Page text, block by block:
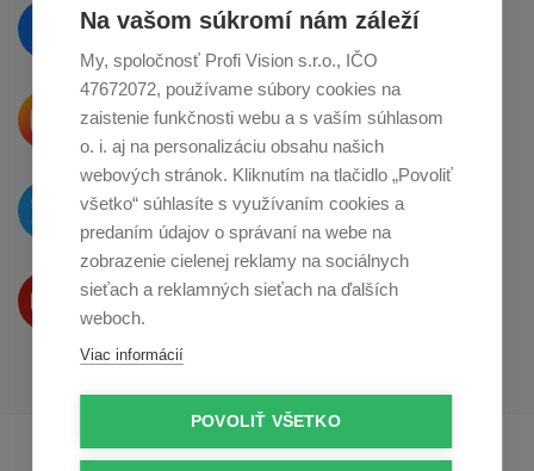
Vzdelávajte se a sledujte nás
o zdieľanie naInstagrame
O novinkách píšeme
na Twitteri
Produkty Vám predstavujeme
naYoutube
Na vašom súkromí nám záleží
My, spoločnosť Profi Vision s.r.o., IČO
47672072, používame súbory cookies na
zaistenie funkčnosti webu a s vaším súhlasom
o. i. aj na personalizáciu obsahu našich
webových stránok. Kliknutím na tlačidlo „Povoliť
všetko“ súhlasíte s využívaním cookies a
predaním údajov o správaní na webe na
zobrazenie cielenej reklamy na sociálnych
sieťach a reklamných sieťach na ďalších
weboch.
Viac informácií
POVOLIŤ VŠETKO